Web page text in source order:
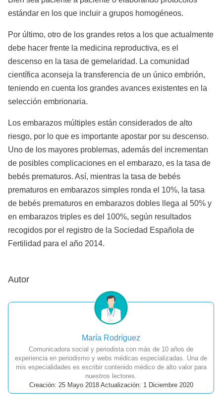
estándar en los que incluir a grupos homogéneos.
Por último, otro de los grandes retos a los que actualmente
debe hacer frente la medicina reproductiva, es el
descenso en la tasa de gemelaridad. La comunidad
científica aconseja la transferencia de un único embrión,
teniendo en cuenta los grandes avances existentes en la
selección embrionaria.
Los embarazos múltiples están considerados de alto
riesgo, por lo que es importante apostar por su descenso.
Uno de los mayores problemas, además del incrementan
de posibles complicaciones en el embarazo, es la tasa de
bebés prematuros. Así, mientras la tasa de bebés
prematuros en embarazos simples ronda el 10%, la tasa
de bebés prematuros en embarazos dobles llega al 50% y
en embarazos triples es del 100%, según resultados
recogidos por el registro de la Sociedad Española de
Fertilidad para el año 2014.
Autor
María Rodríguez
Comunicadora social y periodista con más de 10 años de
experiencia en periodismo y webs médicas especializadas. Una de
mis especialidades es escribir contenido médico de alto valor para
nuestros lectores.
Creación: 25 Mayo 2018 Actualización: 1 Diciembre 2020